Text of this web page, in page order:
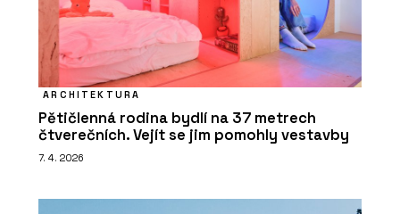
ARCHITEKTURA
Pětičlenná rodina bydlí na 37 metrech
čtverečních. Vejít se jim pomohly vestavby
7. 4. 2026